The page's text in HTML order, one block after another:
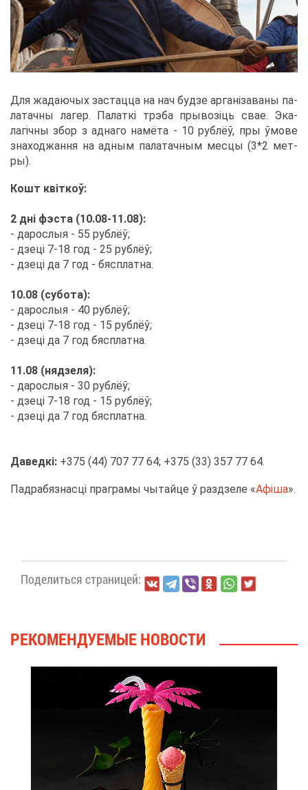
Для жа­да­ю­чых за­стац­ца на нач буд­зе ар­ганіза­ва­ны па­
ла­тач­ны ла­гер. Па­латкі тр­э­ба пры­возіць свае. Эка­
лагічны збор з ад­на­го на­мё­та - 10 руб­лёў, пры ўмо­ве
зна­ход­жан­ня на ад­ным па­ла­тач­ным мес­цы (3*2 мет­
ры).
Ко­шт квіткоў:
2 дні фэ­с­та (10.08-11.08):
- да­ро­слыя - 55 руб­лёў;
- дзеці 7-18 год - 25 руб­лёў;
- дзеці да 7 год - бяс­плат­на.
10.08 (су­б­о­та):
- да­ро­слыя - 40 руб­лёў;
- дзеці 7-18 год - 15 руб­лёў;
- дзеці да 7 год бяс­плат­на.
11.08 (няд­зе­ля):
- да­ро­слыя - 30 руб­лёў;
- дзеці 7-18 год - 15 руб­лёў;
- дзеці да 7 год бяс­плат­на.
Да­ведкі: +375 (44) 707 77 64; +375 (33) 357 77 64.
Пад­ра­бяз­на­сці пра­гра­мы чы­тай­це ў разд­зе­ле «Афіша».
По­де­лить­ся стра­ни­цей:
РЕ­КО­МЕН­ДУ­Е­МЫЕ НО­ВО­СТИ